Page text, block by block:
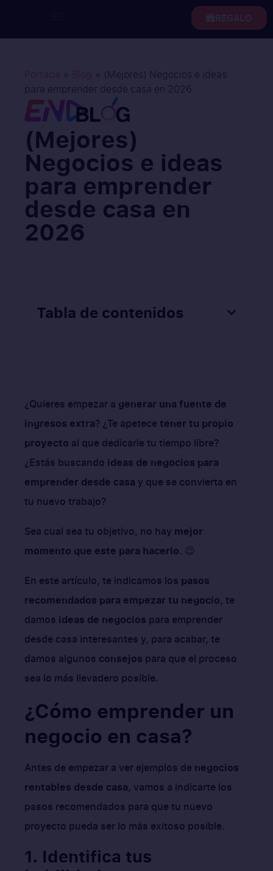
REGALO
Portada » Blog » (Mejores) Negocios e ideas
para emprender desde casa en 2026
(Mejores)
Negocios e ideas
para emprender
desde casa en
2026
Tabla de contenidos
¿Quieres empezar a generar una fuente de
ingresos extra? ¿Te apetece tener tu propio
proyecto al que dedicarle tu tiempo libre?
¿Estás buscando ideas de negocios para
emprender desde casa y que se convierta en
tu nuevo trabajo?
Sea cual sea tu objetivo, no hay mejor
momento que este para hacerlo. 😉
En este artículo, te indicamos los pasos
recomendados para empezar tu negocio, te
damos ideas de negocios para emprender
desde casa interesantes y, para acabar, te
damos algunos consejos para que el proceso
sea lo más llevadero posible.
¿Cómo emprender un
negocio en casa?
Antes de empezar a ver ejemplos de negocios
rentables desde casa, vamos a indicarte los
pasos recomendados para que tu nuevo
proyecto pueda ser lo más exitoso posible.
1. Identifica tus